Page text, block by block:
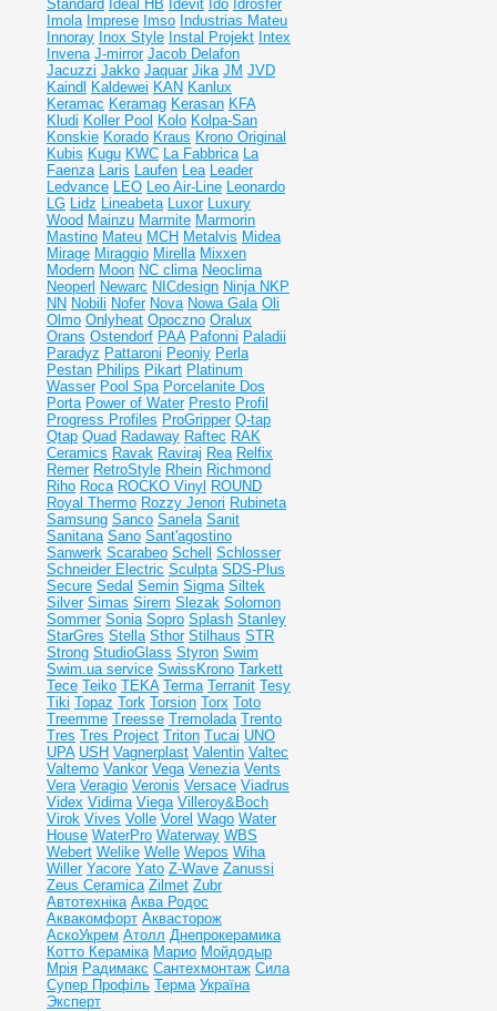
Standard Ideal НВ Idevit Ido Idrosfer
Imola Imprese Imso Industrias Mateu
Innoray Inox Style Instal Projekt Intex
Invena J-mirror Jacob Delafon
Jacuzzi Jakko Jaquar Jika JM JVD
Kaindl
Kaldewei KAN Kanlux
Keramac Keramag Kerasan KFA
Kludi Koller Pool Kolo Kolpa-San
Konskie Korado Kraus Krono Original
Kubis Kugu KWC La Fabbrica La
Faenza Laris Laufen Lea Leader
Ledvance LEO Leo Air-Line Leonardo
LG Lidz Lineabeta Luxor Luxury
Wood Mainzu Marmite Marmorin
Mastino Mateu MCH Metalvis Midea
Mirage Miraggio Mirella Mixxen
Modern Moon NC clima Neoclima
Neoperl Newarc NICdesign Ninja NKP
NN Nobili Nofer Nova Nowa Gala Oli
Olmo Onlyheat Opoczno Oralux
Orans Ostendorf PAA Pafonni Paladii
Paradyz Pattaroni Peoniy Perla
Pestan Philips Pikart Platinum
Wasser Pool Spa Porcelanite Dos
Porta Power of Water Presto Profil
Progress Profiles ProGripper Q-tap
Qtap Quad Radaway Raftec RAK
Ceramics Ravak Raviraj Rea Relfix
Remer RetroStyle Rhein Richmond
Riho Roca ROCKO Vinyl ROUND
Royal Thermo Rozzy Jenori Rubineta
Samsung Sanco Sanela Sanit
Sanitana Sano Sant'agostino
Sanwerk Scarabeo Schell
Schlosser
Schneider Electric Sculpta SDS-Plus
Secure Sedal Semin Sigma Siltek
Silver Simas Sirem Slezak Solomon
Sommer Sonia Sopro Splash Stanley
StarGres Stella Sthor Stilhaus STR
Strong StudioGlass Styron Swim
Swim.ua service SwissKrono Tarkett
Tece Teiko TEKA Terma Terranit Tesy
Tiki Topaz Tork Torsion Torx Toto
Treemme Treesse Tremolada Trento
Tres Tres Project Triton Tucai UNO
UPA USH Vagnerplast Valentin Valtec
Valtemo Vankor Vega Venezia Vents
Vera Veragio Veronis Versace Viadrus
Videx Vidima Viega Villeroy&Boch
Virok Vives Volle Vorel Wago Water
House WaterPro Waterway WBS
Webert Welike Welle Wepos Wiha
Willer Yacore Yato Z-Wave Zanussi
Zeus Ceramica Zilmet Zubr
Автотехніка Аква Родос
Аквакомфорт Аквасторож
АскоУкрем Атолл Днепрокерамика
Котто Кераміка Марио Мойдодыр
Мрія Радимакс Сантехмонтаж Сила
Супер Профіль Терма Україна
Эксперт